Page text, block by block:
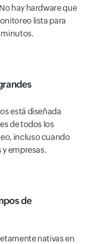
hay hardware que
lista para
minutos.
está diseñada
de todos los
incluso cuando
empresas.
de
nativas en